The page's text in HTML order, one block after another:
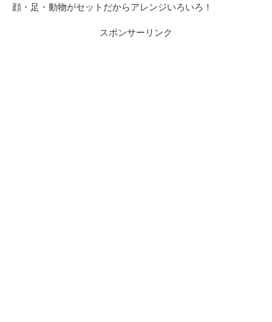
顔・足・動物がセットだからアレンジいろいろ！
スポンサーリンク